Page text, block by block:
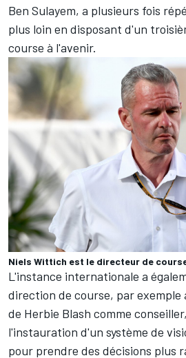
Ben Sulayem, a plusieurs fois
plus loin en disposant d'un
course à l'avenir.
Niels Wittich est le directeur de
L'instance internationale a
direction de course, par exemple
de Herbie Blash comme
l'instauration d'un système de
pour prendre des décisions plus